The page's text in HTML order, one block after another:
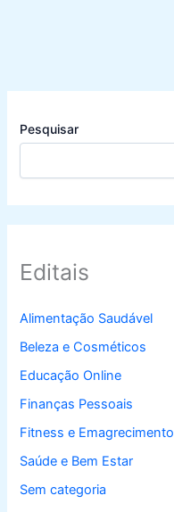
Pesquisar
Editais
Alimentação Saudável
Beleza e Cosméticos
Educação Online
Finanças Pessoais
Fitness e Emagrecimento
Saúde e Bem Estar
Sem categoria